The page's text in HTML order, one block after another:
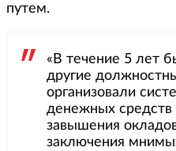
путем.
«В течение 5 лет
другие
организовали
денежных средств
завышения
заключения